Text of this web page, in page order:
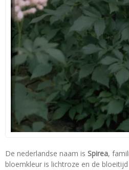
De nederlandse naam is Spirea,
bloemkleur is lichtroze en de